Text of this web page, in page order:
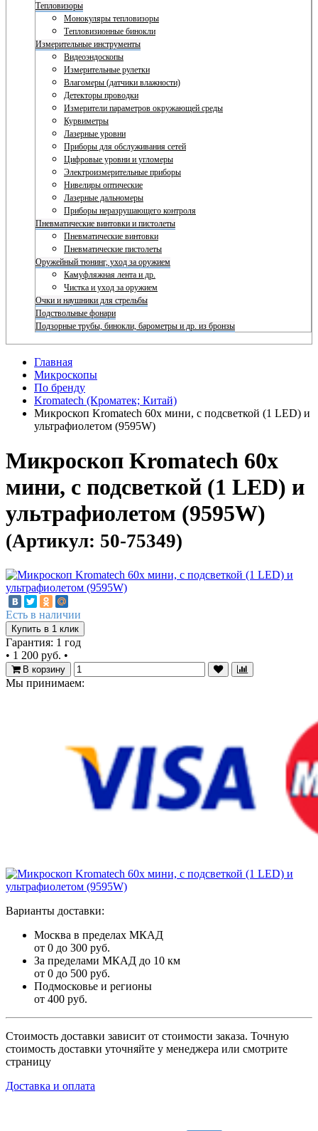
Тепловизоры
Монокуляры тепловизоры
Тепловизионные бинокли
Измерительные инструменты
Видеоэндоскопы
Измерительные рулетки
Влагомеры (датчики влажности)
Детекторы проводки
Измерители параметров окружающей среды
Курвиметры
Лазерные уровни
Приборы для обслуживания сетей
Цифровые уровни и угломеры
Электроизмерительные приборы
Нивелиры оптические
Лазерные дальномеры
Приборы неразрушающего контроля
Пневматические винтовки и пистолеты
Пневматические винтовки
Пневматические пистолеты
Оружейный тюнинг, уход за оружием
Камуфляжная лента и др.
Чистка и уход за оружием
Очки и наушники для стрельбы
Подствольные фонари
Подзорные трубы, бинокли, барометры и др. из бронзы
Главная
Микроскопы
По бренду
Kromatech (Кроматек; Китай)
Микроскоп Kromatech 60x мини, с подсветкой (1 LED) и
ультрафиолетом (9595W)
Микроскоп Kromatech 60x
мини, с подсветкой (1 LED) и
ультрафиолетом (9595W)
(Артикул: 50-75349)
Есть в наличии
Купить в 1 клик
Гарантия: 1 год
• 1 200 руб. •
В корзину
Мы принимаем:
Варианты доставки:
Москва в пределах МКАД
от 0 до 300 руб.
За пределами МКАД до 10 км
от 0 до 500 руб.
Подмосковье и регионы
от 400 руб.
Стоимость доставки зависит от стоимости заказа. Точную
стоимость доставки уточняйте у менеджера или смотрите
страницу
Доставка и оплата